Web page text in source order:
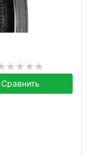
Сравнить